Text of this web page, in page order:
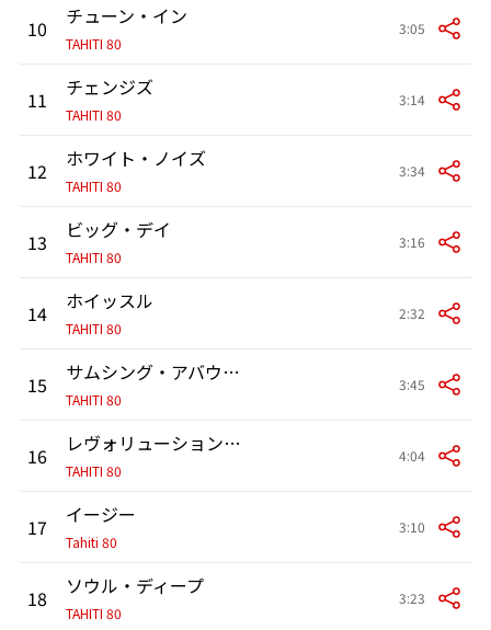
10 チューン・イン
TAHITI 80
3:05
11 チェンジズ
TAHITI 80
3:14
12 ホワイト・ノイズ
TAHITI 80
3:34
13 ビッグ・デイ
TAHITI 80
3:16
14 ホイッスル
TAHITI 80
2:32
15 サムシング・アバウト・ユー・ガール
TAHITI 80
3:45
16 レヴォリューション 80
TAHITI 80
4:04
17 イージー
Tahiti 80
3:10
18 ソウル・ディープ
TAHITI 80
3:23